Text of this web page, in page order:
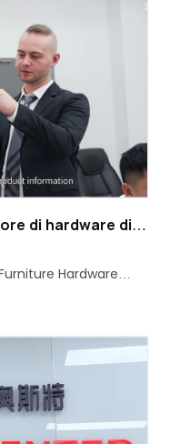
di hardware di
Hardware
i nostri clienti.